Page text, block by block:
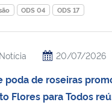
ODS 04 ODS 17
Notícia 20/07/2026
poda de roseiras
Flores para Todos